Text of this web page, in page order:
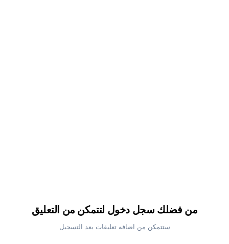
من فضلك سجل دخول لتتمكن من التعليق
ستتمكن من اضافه تعليقات بعد التسجيل